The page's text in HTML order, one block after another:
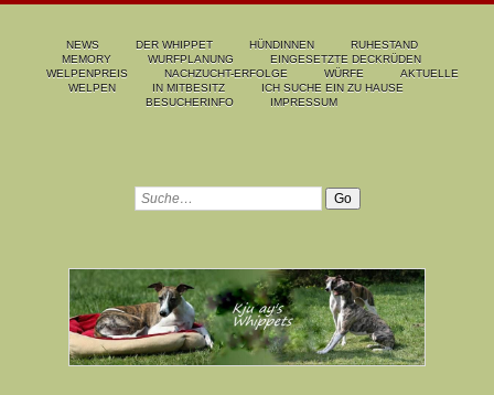
NEWS DER WHIPPET HÜNDINNEN
RUHESTAND
MEMORY
WURFPLANUNG
EINGESETZTE DECKRÜDEN
WELPENPREIS
NACHZUCHT-ERFOLGE WÜRFE
AKTUELLE
WELPEN
IN MITBESITZ
ICH SUCHE EIN ZU HAUSE
BESUCHERINFO
IMPRESSUM